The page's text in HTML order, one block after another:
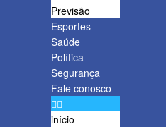
Previsão
Esportes
Saúde
Política
Segurança
Fale conosco
início